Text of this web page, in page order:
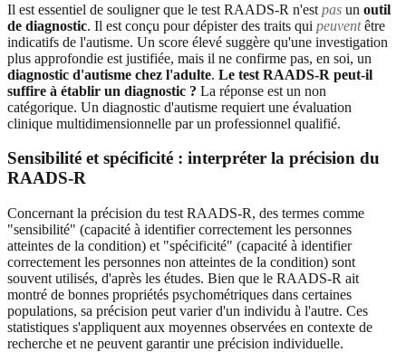
Il est essentiel de souligner que le test RAADS-R n'est pas un outil
de diagnostic. Il est conçu pour dépister des traits qui peuventêtre
indicatifs de l'autisme. Un score élevé suggère qu'une investigation
plus approfondie est justifiée, mais il ne confirme pas, en soi, un
diagnostic d'autisme chez l'adulte. Le test RAADS-R peut-il
suffire à établir un diagnostic ? La réponse est un non
catégorique. Un diagnostic d'autisme requiert une évaluation
clinique multidimensionnelle par un professionnel qualifié.
Sensibilité et spécificité : interpréter la précision du
RAADS-R
Concernant la précision du test RAADS-R, des termes comme
"sensibilité" (capacité à identifier correctement les personnes
atteintes de la condition) et "spécificité" (capacité à identifier
correctement les personnes non atteintes de la condition) sont
souvent utilisés, d'après les études. Bien que le RAADS-R ait
montré de bonnes propriétés psychométriques dans certaines
populations, sa précision peut varier d'un individu à l'autre. Ces
statistiques s'appliquent aux moyennes observées en contexte de
recherche et ne peuvent garantir une précision individuelle.